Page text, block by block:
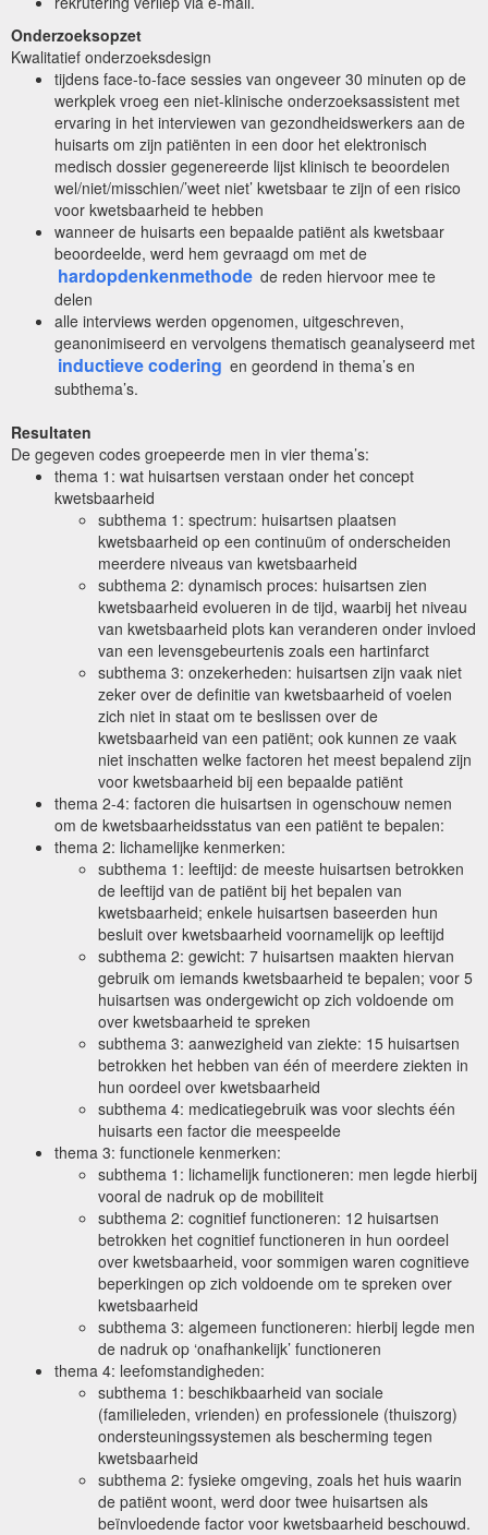
Onderzoeksopzet
Kwalitatief onderzoeksdesign
tijdens face-to-face sessies van ongeveer 30 minuten op de
werkplek vroeg een niet-klinische onderzoeksassistent met
ervaring in het interviewen van gezondheidswerkers aan de
huisarts om zijn patiënten in een door het elektronisch
medisch dossier gegenereerde lijst klinisch te beoordelen
wel/niet/misschien/’weet niet’ kwetsbaar te zijn of een risico
voor kwetsbaarheid te hebben
wanneer de huisarts een bepaalde patiënt als kwetsbaar
beoordeelde, werd hem gevraagd om met de
hardopdenkenmethode de reden hiervoor mee te
delen
alle interviews werden opgenomen, uitgeschreven,
geanonimiseerd en vervolgens thematisch geanalyseerd met
inductieve codering en geordend in thema’s en
subthema’s.
Resultaten
De gegeven codes groepeerde men in vier thema’s:
thema 1: wat huisartsen verstaan onder het concept
kwetsbaarheid
subthema 1: spectrum: huisartsen plaatsen
kwetsbaarheid op een continuüm of onderscheiden
meerdere niveaus van kwetsbaarheid
subthema 2: dynamisch proces: huisartsen zien
kwetsbaarheid evolueren in de tijd, waarbij het niveau
van kwetsbaarheid plots kan veranderen onder invloed
van een levensgebeurtenis zoals een hartinfarct
subthema 3: onzekerheden: huisartsen zijn vaak niet
zeker over de definitie van kwetsbaarheid of voelen
zich niet in staat om te beslissen over de
kwetsbaarheid van een patiënt; ook kunnen ze vaak
niet inschatten welke factoren het meest bepalend zijn
voor kwetsbaarheid bij een bepaalde patiënt
thema 2-4: factoren die huisartsen in ogenschouw nemen
om de kwetsbaarheidsstatus van een patiënt te bepalen:
thema 2: lichamelijke kenmerken:
subthema 1: leeftijd: de meeste huisartsen betrokken
de leeftijd van de patiënt bij het bepalen van
kwetsbaarheid; enkele huisartsen baseerden hun
besluit over kwetsbaarheid voornamelijk op leeftijd
subthema 2: gewicht: 7 huisartsen maakten hiervan
gebruik om iemands kwetsbaarheid te bepalen; voor 5
huisartsen was ondergewicht op zich voldoende om
over kwetsbaarheid te spreken
subthema 3: aanwezigheid van ziekte: 15 huisartsen
betrokken het hebben van één of meerdere ziekten in
hun oordeel over kwetsbaarheid
subthema 4: medicatiegebruik was voor slechts één
huisarts een factor die meespeelde
thema 3: functionele kenmerken:
subthema 1: lichamelijk functioneren: men legde hierbij
vooral de nadruk op de mobiliteit
subthema 2: cognitief functioneren: 12 huisartsen
betrokken het cognitief functioneren in hun oordeel
over kwetsbaarheid, voor sommigen waren cognitieve
beperkingen op zich voldoende om te spreken over
kwetsbaarheid
subthema 3: algemeen functioneren: hierbij legde men
de nadruk op ‘onafhankelijk’ functioneren
thema 4: leefomstandigheden:
subthema 1: beschikbaarheid van sociale
(familieleden, vrienden) en professionele (thuiszorg)
ondersteuningssystemen als bescherming tegen
kwetsbaarheid
subthema 2: fysieke omgeving, zoals het huis waarin
de patiënt woont, werd door twee huisartsen als
beïnvloedende factor voor kwetsbaarheid beschouwd.